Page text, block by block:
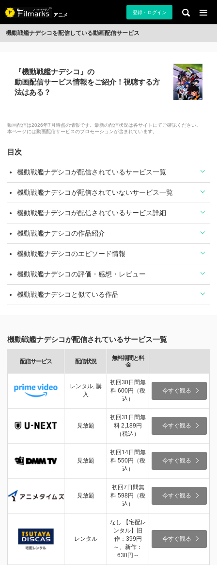
アニメ 登録・ログイン
機動戦艦ナデシコを配信している動画配信サービス
『機動戦艦ナデシコ』の
動画配信サービス情報をご紹介！視聴する方
法はある？
動画配信は2026年7月時点の情報です。最新の配信状況は各サイトにてご確認ください。
本ページには動画配信サービスのプロモーションが含まれています。
目次
機動戦艦ナデシコが配信されているサービス一覧
機動戦艦ナデシコが配信されていないサービス一覧
機動戦艦ナデシコが配信されているサービス詳細
機動戦艦ナデシコの作品紹介
機動戦艦ナデシコのエピソード情報
機動戦艦ナデシコの評価・感想・レビュー
機動戦艦ナデシコと似ている作品
機動戦艦ナデシコが配信されているサービス一覧
配信サービス 配信状況
無料期間と料
金
レンタル, 購
入
初回30日間無
料 600円（税
込）
今すぐ観る
見放題
初回31日間無
料 2,189円
（税込）
今すぐ観る
見放題
初回14日間無
料 550円（税
込）
今すぐ観る
見放題
初回7日間無
料 598円（税
込）
今すぐ観る
レンタル
なし 【宅配レ
ンタル】旧
作：399円
～、新作：
630円～
今すぐ観る